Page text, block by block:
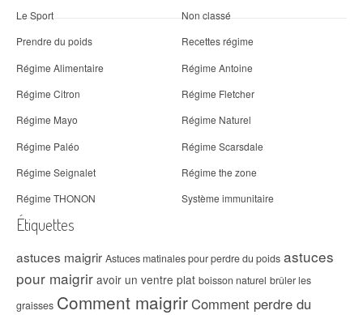
Le Sport
Non classé
Prendre du poids
Recettes régime
Régime Alimentaire
Régime Antoine
Régime Citron
Régime Fletcher
Régime Mayo
Régime Naturel
Régime Paléo
Régime Scarsdale
Régime Seignalet
Régime the zone
Régime THONON
Système immunitaire
Étiquettes
astuces maigrir Astuces matinales pour perdre du poids astuces
pour maigrir avoir un ventre plat boisson naturel brûler les
graisses Comment maigrirComment perdre du